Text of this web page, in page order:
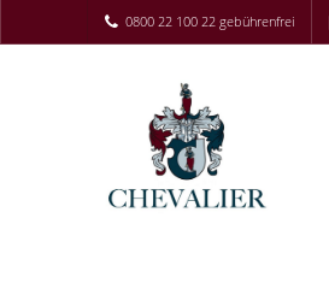
0800 22 100 22 gebührenfrei